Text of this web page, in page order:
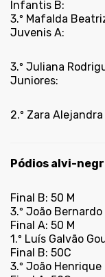
Infantis B:
3.º Mafalda
Juvenis A:
3.º Juliana
Juniores:
2.º Zara
Pódios alvi-
Final B: 50 M
3.º João
Final A: 50 M
1.º Luís Galvão
Final B: 50C
3.º João Henrique